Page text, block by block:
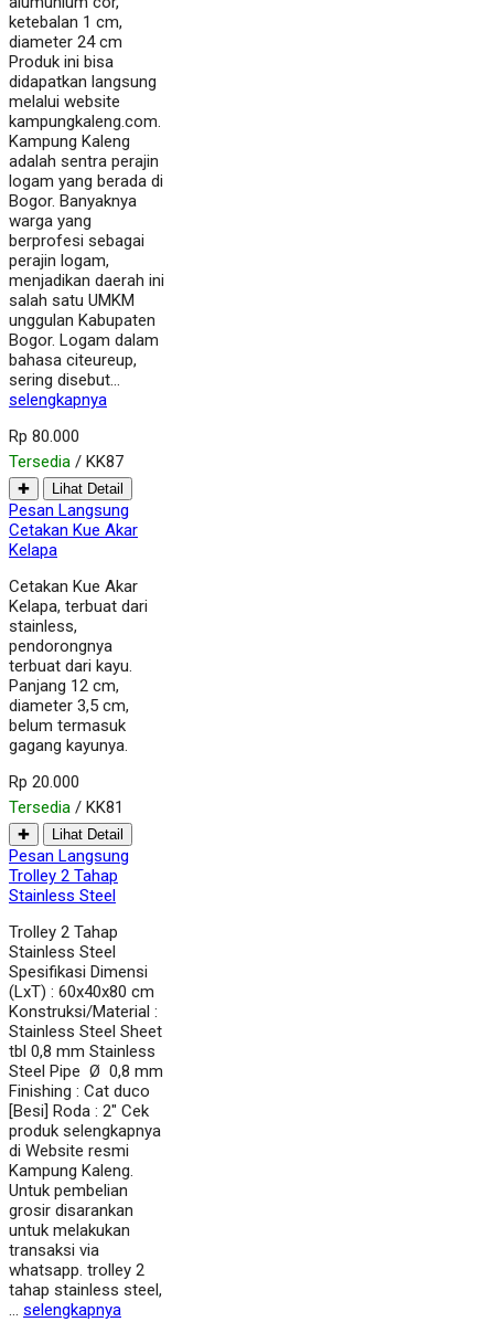
ketebalan 1 cm,
diameter 24 cm
Produk ini bisa
didapatkan langsung
melalui website
kampungkaleng.com.
Kampung Kaleng
adalah sentra perajin
logam yang berada di
Bogor. Banyaknya
warga yang
berprofesi sebagai
perajin logam,
menjadikan daerah ini
salah satu UMKM
unggulan Kabupaten
Bogor. Logam dalam
bahasa citeureup,
sering disebut…
selengkapnya
Rp 80.000
Tersedia / KK87
✚ Lihat Detail
Pesan Langsung
Cetakan Kue Akar
Kelapa
Cetakan Kue Akar
Kelapa, terbuat dari
stainless,
pendorongnya
terbuat dari kayu.
Panjang 12 cm,
diameter 3,5 cm,
belum termasuk
gagang kayunya.
Rp 20.000
Tersedia / KK81
✚ Lihat Detail
Pesan Langsung
Trolley 2 Tahap
Stainless Steel
Trolley 2 Tahap
Stainless Steel
Spesifikasi Dimensi
(LxT) : 60x40x80 cm
Konstruksi/Material :
Stainless Steel Sheet
tbl 0,8 mm Stainless
Steel Pipe Ø 0,8 mm
Finishing : Cat duco
[Besi] Roda : 2″ Cek
produk selengkapnya
di Website resmi
Kampung Kaleng.
Untuk pembelian
grosir disarankan
untuk melakukan
transaksi via
whatsapp. trolley 2
tahap stainless steel,
… selengkapnya